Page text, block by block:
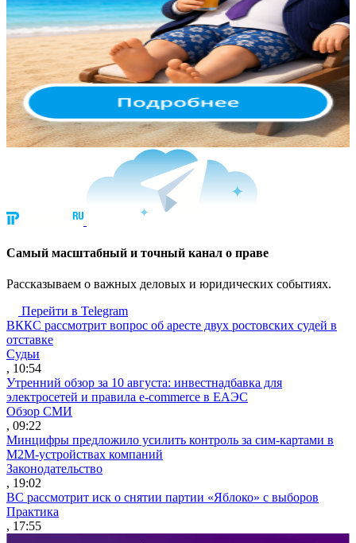
Cамый масштабный и точный канал о праве
Рассказываем о важных деловых и юридических событиях.
Перейти в Telegram
ВККС рассмотрит вопрос об аресте двух ростовских судей в
отставке
Судьи
, 10:54
Утренний обзор за 10 августа: инвестнадбавка для
электросетей и правила e-commerce в ЕАЭС
Обзор СМИ
, 09:22
Минцифры предложило усилить контроль за сим-картами в
M2M-устройствах компаний
Законодательство
, 19:02
ВС рассмотрит иск о снятии партии «Яблоко» с выборов
Практика
, 17:55